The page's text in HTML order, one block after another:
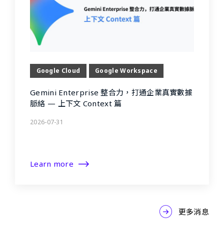
Google Cloud Google Workspace
Gemini Enterprise 整合力，打通企業真實數據
脈絡 — 上下文 Context 篇
2026-07-31
Learn more
更多消息